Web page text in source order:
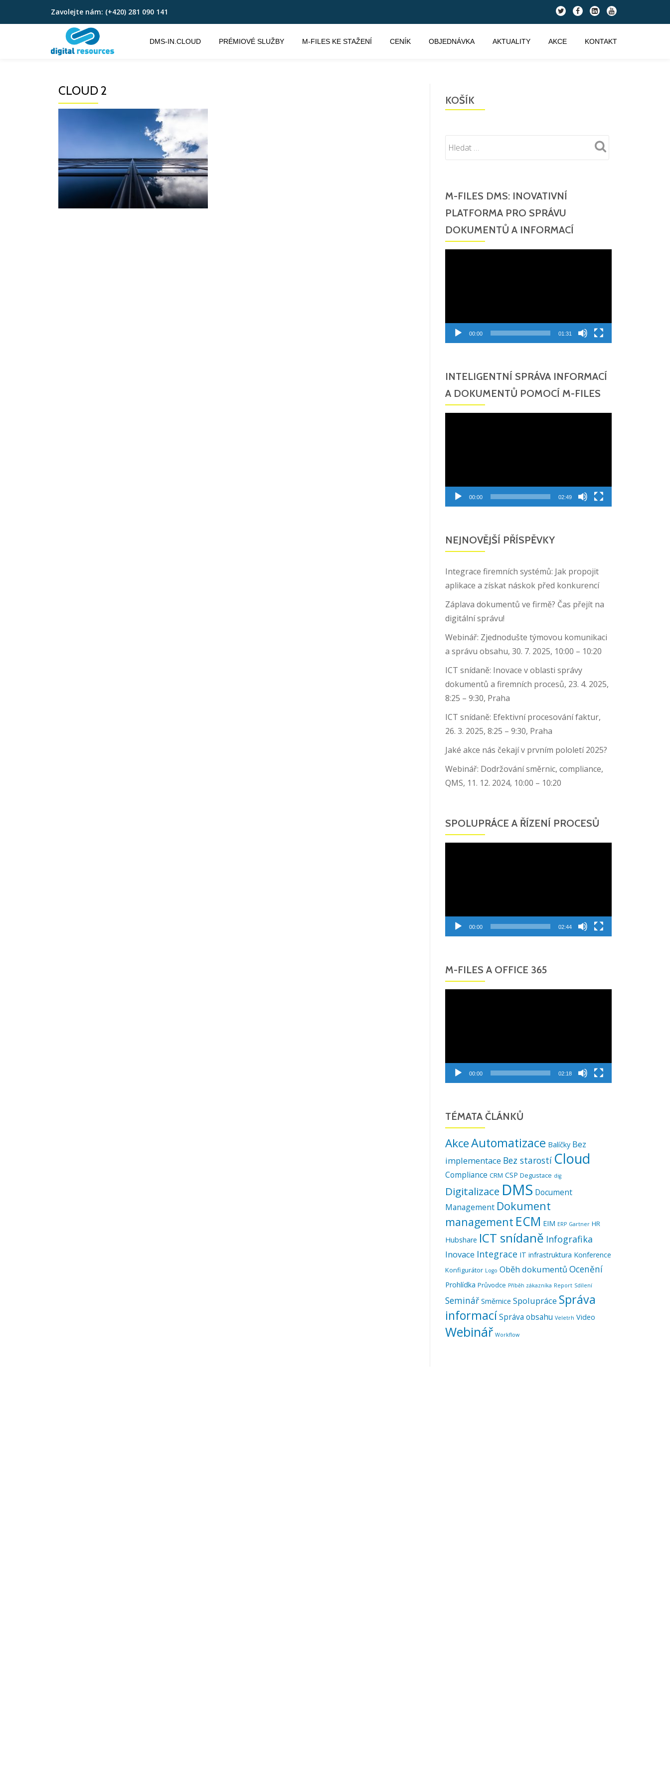
Přeskočit
Zavolejte nám: (+420) 281 090 141
fa-
twitter
fa-
facebook
fa-
linkedin-
square
fa-
youtube
DMS-IN.CLOUD PRÉMIOVÉ SLUŽBY M-FILES KE STAŽENÍ CENÍK OBJEDNÁVKA AKTUALITY AKCE KONTAKT
CLOUD 2
KOŠÍK
M-FILES DMS: INOVATIVNÍ
PLATFORMA PRO SPRÁVU
DOKUMENTŮ A INFORMACÍ
00:00 01:31
INTELIGENTNÍ SPRÁVA INFORMACÍ
A DOKUMENTŮ POMOCÍ M-FILES
00:00 02:49
NEJNOVĚJŠÍ PŘÍSPĚVKY
Integrace firemních systémů: Jak propojit
aplikace a získat náskok před konkurencí
Záplava dokumentů ve firmě? Čas přejít na
digitální správu!
Webinář: Zjednodušte týmovou komunikaci
a správu obsahu, 30. 7. 2025, 10:00 – 10:20
ICT snídaně: Inovace v oblasti správy
dokumentů a firemních procesů, 23. 4. 2025,
8:25 – 9:30, Praha
ICT snídaně: Efektivní procesování faktur,
26. 3. 2025, 8:25 – 9:30, Praha
Jaké akce nás čekají v prvním pololetí 2025?
Webinář: Dodržování směrnic, compliance,
QMS, 11. 12. 2024, 10:00 – 10:20
SPOLUPRÁCE A ŘÍZENÍ PROCESŮ
00:00 02:44
M-FILES A OFFICE 365
00:00 02:18
TÉMATA ČLÁNKŮ
AkceAutomatizace Balíčky Bez
implementace Bez starostí Cloud
Compliance CRM CSP Degustace dig
Digitalizace DMS Document
Management Dokument
management ECM EIM ERP Gartner HR
Hubshare ICT snídaně Infografika
Inovace Integrace IT infrastruktura Konference
Konfigurátor Logo Oběh dokumentů Ocenění
Prohlídka Průvodce Příběh zákazníka Report Sdílení
Seminář Směrnice Spolupráce Správa
informacíSpráva obsahu Veletrh Video
Webinář Workflow